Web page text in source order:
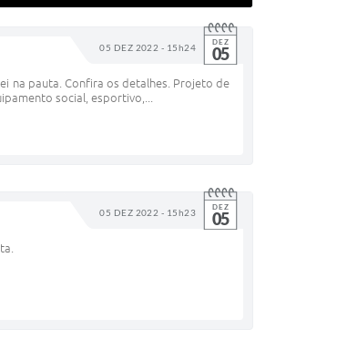
05 DEZ 2022 - 15h24 DEZ
05
na pauta. Confira os detalhes. Projeto de
social, esportivo,...
05 DEZ 2022 - 15h23 DEZ
05